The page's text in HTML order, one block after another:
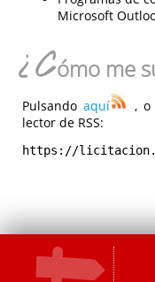
Microsoft
¿Cómo me
Pulsandoaquí
, o
lector de RSS:
https://